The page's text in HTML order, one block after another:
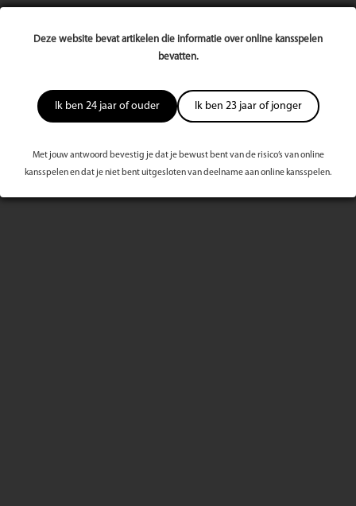
Deze website bevat artikelen die informatie over online kansspelen
bevatten.
Ik ben 24 jaar of ouder Ik ben 23 jaar of jonger
Met jouw antwoord bevestig je dat je bewust bent van de risico’s van online
kansspelen en dat je niet bent uitgesloten van deelname aan online kansspelen.
Meest bekeken dit kwartaal